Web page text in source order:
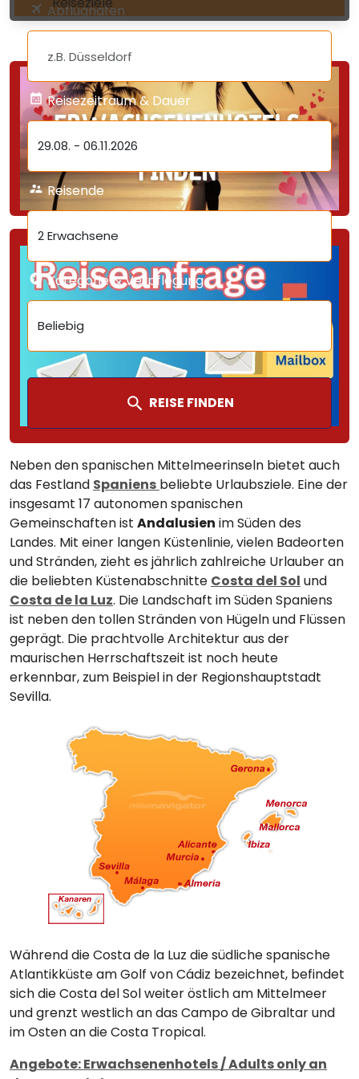
Abflughafen
Reisezeitraum & Dauer
29.08. -06.11.2026
Reisende
2 Erwachsene
Kategorie & Verpflegung
Beliebig
REISE FINDEN
Neben den spanischen Mittelmeerinseln bietet auch
das Festland Spaniens beliebte Urlaubsziele. Eine der
insgesamt 17 autonomen spanischen
Gemeinschaften ist Andalusien im Süden des
Landes. Mit einer langen Küstenlinie, vielen Badeorten
und Stränden, zieht es jährlich zahlreiche Urlauber an
die beliebten Küstenabschnitte Costa del Sol und
Costa de la Luz. Die Landschaft im Süden Spaniens
ist neben den tollen Stränden von Hügeln und Flüssen
geprägt. Die prachtvolle Architektur aus der
maurischen Herrschaftszeit ist noch heute
erkennbar, zum Beispiel in der Regionshauptstadt
Sevilla.
Während die Costa de la Luz die südliche spanische
Atlantikküste am Golf von Cádiz bezeichnet, befindet
sich die Costa del Sol weiter östlich am Mittelmeer
und grenzt westlich an das Campo de Gibraltar und
im Osten an die Costa Tropical.
Angebote: Erwachsenenhotels / Adults only an